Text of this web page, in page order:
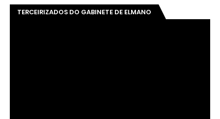
TERCEIRIZADOS DO GABINETE DE ELMANO